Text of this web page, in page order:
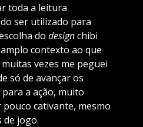
toda a leitura
ser utilizado para
do designchibi
contexto ao que
vezes me peguei
só de avançar os
a ação, muito
cativante, mesmo
de jogo.